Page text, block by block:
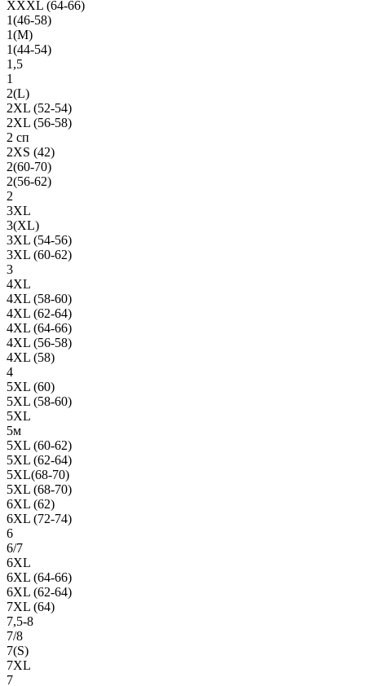
XXXL (64-66)
1(46-58)
1(М)
1(44-54)
1,5
1
2(L)
2XL (52-54)
2XL (56-58)
2 сп
2XS (42)
2(60-70)
2(56-62)
2
3XL
3(XL)
3XL (54-56)
3XL (60-62)
3
4XL
4XL (58-60)
4XL (62-64)
4XL (64-66)
4XL (56-58)
4XL (58)
4
5XL (60)
5XL (58-60)
5XL
5м
5XL (60-62)
5XL (62-64)
5XL(68-70)
5XL (68-70)
6XL (62)
6XL (72-74)
6
6/7
6XL
6XL (64-66)
6XL (62-64)
7XL (64)
7,5-8
7/8
7(S)
7XL
7